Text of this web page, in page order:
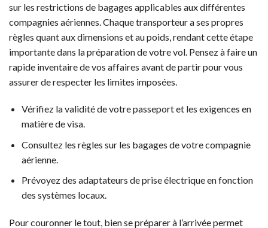
sur les restrictions de bagages applicables aux différentes
compagnies aériennes. Chaque transporteur a ses propres
règles quant aux dimensions et au poids, rendant cette étape
importante dans la préparation de votre vol. Pensez à faire un
rapide inventaire de vos affaires avant de partir pour vous
assurer de respecter les limites imposées.
Vérifiez la validité de votre passeport et les exigences en
matière de visa.
Consultez les règles sur les bagages de votre compagnie
aérienne.
Prévoyez des adaptateurs de prise électrique en fonction
des systèmes locaux.
Pour couronner le tout, bien se préparer à l’arrivée permet